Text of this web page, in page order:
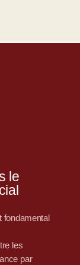
le
fondamental
les
par